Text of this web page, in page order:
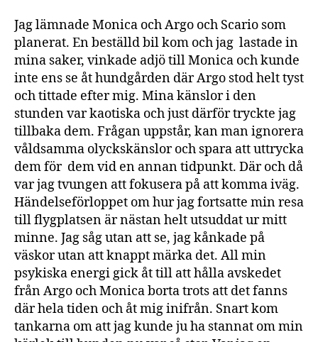
Jag lämnade Monica och Argo och Scario som
planerat. En beställd bil kom och jag lastade in
mina saker, vinkade adjö till Monica och kunde
inte ens se åt hundgården där Argo stod helt tyst
och tittade efter mig. Mina känslor i den
stunden var kaotiska och just därför tryckte jag
tillbaka dem. Frågan uppstår, kan man ignorera
våldsamma olyckskänslor och spara att uttrycka
dem för dem vid en annan tidpunkt. Där och då
var jag tvungen att fokusera på att komma iväg.
Händelseförloppet om hur jag fortsatte min resa
till flygplatsen är nästan helt utsuddat ur mitt
minne. Jag såg utan att se, jag kånkade på
väskor utan att knappt märka det. All min
psykiska energi gick åt till att hålla avskedet
från Argo och Monica borta trots att det fanns
där hela tiden och åt mig inifrån. Snart kom
tankarna om att jag kunde ju ha stannat om min